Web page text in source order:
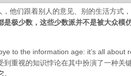
他们跟着别人的意见、别的生活方式，
极少数，这些少数派并不是被大众模
to the information age: it’s all about
重视的知识悖论在其中扮演了一种关
。